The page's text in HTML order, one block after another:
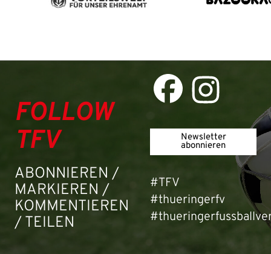
FOLLOW
TFV
ABONNIEREN /
MARKIEREN /
KOMMENTIEREN
/ TEILEN
Newsletter
abonnieren
#TFV
#thueringerfv